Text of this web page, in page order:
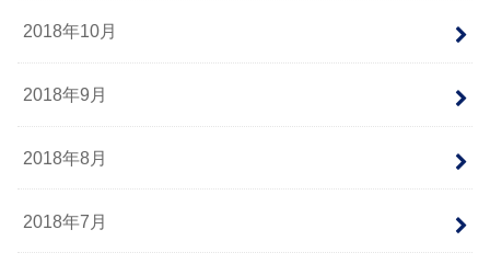
2018年10月
2018年9月
2018年8月
2018年7月